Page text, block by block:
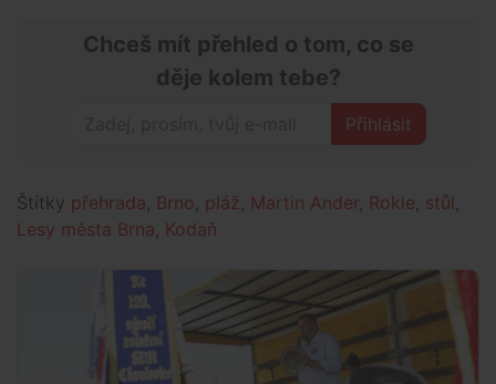
Chceš mít přehled o tom, co se
děje kolem tebe?
Přihlásit
Štítky přehrada Brno pláž Martin Ander Rokle stůl
Lesy města Brna Kodaň